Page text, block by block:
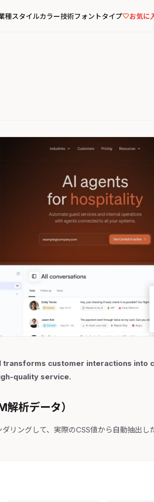
種スタイルカラー技術フォントタイプ お気に
transforms customer interactions into
quality service.
析データ）
ダリングして、実際のCSS値から自動抽出